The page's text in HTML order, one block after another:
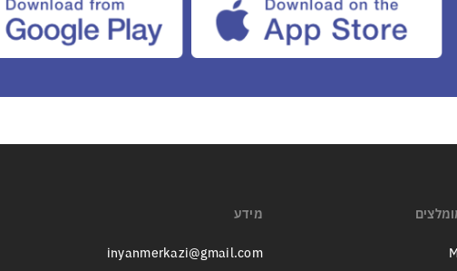
מידע
inyanmerkazi@gmail.com